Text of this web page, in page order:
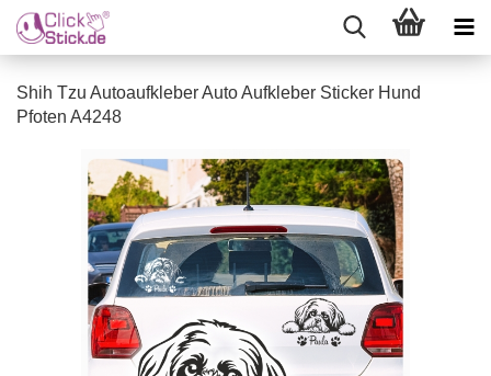
Shih Tzu Autoaufkleber Auto Aufkleber Sticker Hund
Pfoten A4248